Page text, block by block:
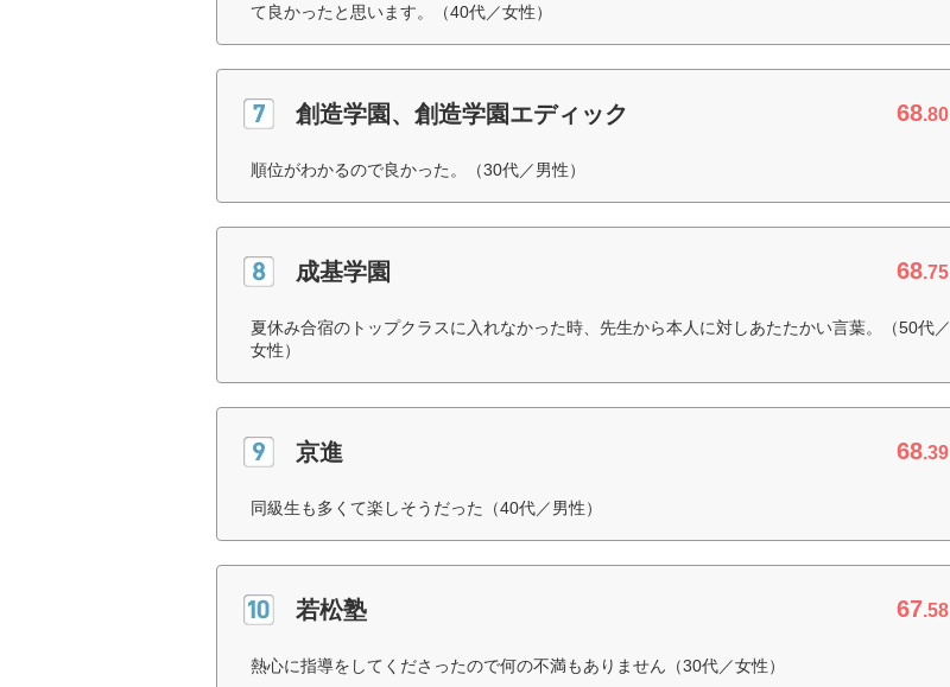
て良かったと思います。（40代／女性）
創造学園、創造学園エディック 68.80
順位がわかるので良かった。（30代／男性）
成基学園 68.75
夏休み合宿のトップクラスに入れなかった時、先生から本人に対しあたたかい言葉。（50代／
女性）
京進 68.39
同級生も多くて楽しそうだった（40代／男性）
若松塾 67.58
熱心に指導をしてくださったので何の不満もありません（30代／女性）